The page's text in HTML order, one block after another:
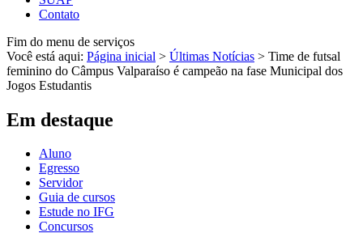
Contato
Fim do menu de serviços
Você está aqui: Página inicial > Últimas Notícias > Time de futsal
feminino do Câmpus Valparaíso é campeão na fase Municipal dos
Jogos Estudantis
Em destaque
Aluno
Egresso
Servidor
Guia de cursos
Estude no IFG
Concursos